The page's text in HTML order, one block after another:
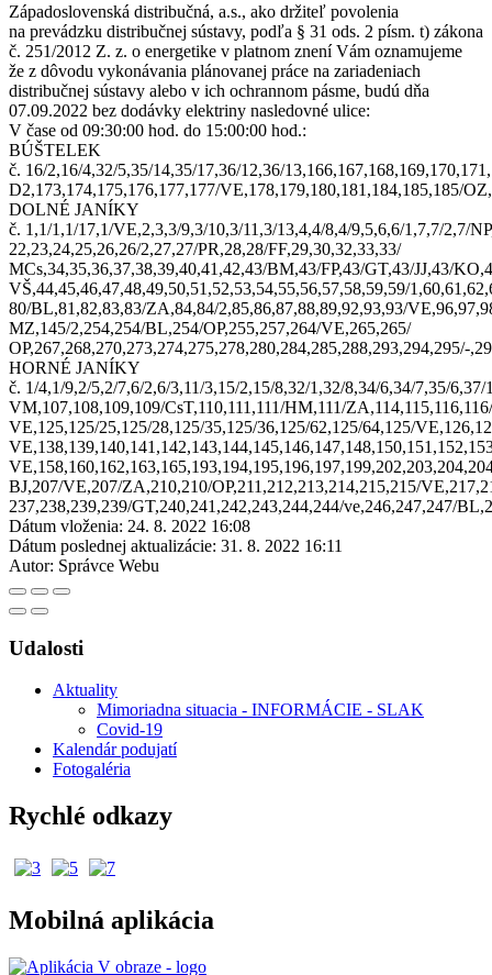
Západoslovenská distribučná, a.s., ako držiteľ povolenia
na prevádzku distribučnej sústavy, podľa § 31 ods. 2 písm. t) zákona
č. 251/2012 Z. z. o energetike v platnom znení Vám oznamujeme
že z dôvodu vykonávania plánovanej práce na zariadeniach
distribučnej sústavy alebo v ich ochrannom pásme, budú dňa
07.09.2022 bez dodávky elektriny nasledovné ulice:
V čase od 09:30:00 hod. do 15:00:00 hod.:
BÚŠTELEK
č. 16/2,16/4,32/5,35/14,35/17,36/12,36/
D2,173,174,175,176,177,177/VE,178,179,180,181,184,185,185/
DOLNÉ JANÍKY
č. 1,1/1,1/17,1/VE,2,3,3/9,3/10,3/11,3/13,4,4/8,4/9,5,6,6/1,7,7/2,7/
22,23,24,25,26,26/2,27,27/PR,28,28/FF,29,30,32,33,33/
MCs,34,35,36,37,38,39,40,41,42,43/BM,43/FP,43/GT,43/JJ,43/
VŠ,44,45,46,47,48,49,50,51,52,53,54,55,56,57,58,59,59/
80/BL,81,82,83,83/ZA,84,84/2,85,86,87,88,89,92,93,93/
MZ,145/2,254,254/BL,254/OP,255,257,264/VE,265,265/
OP,267,268,270,273,274,275,278,280,284,285,288,293,294,295/-
HORNÉ JANÍKY
č. 1/4,1/9,2/5,2/7,6/2,6/3,11/3,15/2,15/8,32/1,32/8,34/6,34/7,35/
VM,107,108,109,109/CsT,110,111,111/HM,111/
VE,125,125/25,125/28,125/35,125/36,125/62,125/64,125/
BJ,207/VE,207/ZA,210,210/OP,211,212,213,214,215,215/
237,238,239,239/GT,240,241,242,243,244,244/ve,246,247,247/
Dátum vloženia: 24. 8. 2022 16:08
Dátum poslednej aktualizácie: 31. 8. 2022 16:11
Autor: Správce Webu
Udalosti
Aktuality
Mimoriadna situacia - INFORMÁCIE - SLAK
Covid-19
Kalendár podujatí
Fotogaléria
Rychlé odkazy
Mobilná aplikácia